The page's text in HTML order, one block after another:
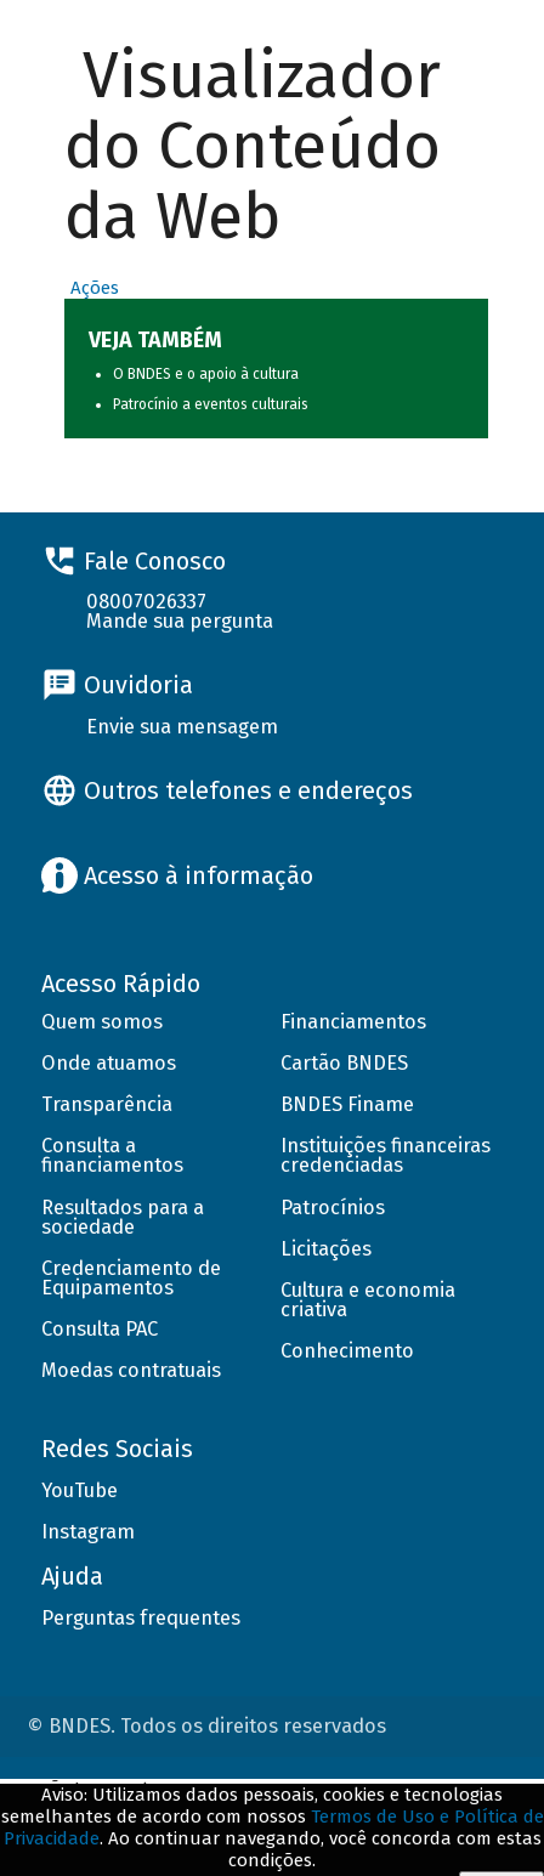
Visualizador
do Conteúdo
da Web
Ações
VEJA TAMBÉM
O BNDES e o apoio à cultura
Patrocínio a eventos culturais
Fale Conosco
08007026337
Mande sua pergunta
Ouvidoria
Envie sua mensagem
Outros telefones e endereços
Acesso à informação
Acesso Rápido
Quem somos
Onde atuamos
Transparência
Consulta a
financiamentos
Resultados para a
sociedade
Credenciamento de
Equipamentos
Consulta PAC
Moedas contratuais
Financiamentos
Cartão BNDES
BNDES Finame
Instituições financeiras
credenciadas
Patrocínios
Licitações
Cultura e economia
criativa
Conhecimento
Redes Sociais
YouTube
Instagram
Ajuda
Perguntas frequentes
© BNDES. Todos os direitos reservados
Aviso: Utilizamos dados pessoais, cookies e tecnologias
semelhantes de acordo com nossos Termos de Uso e Política de
Privacidade. Ao continuar navegando, você concorda com estas
condições.
ConteÃºdo complementar
${title}${badge}